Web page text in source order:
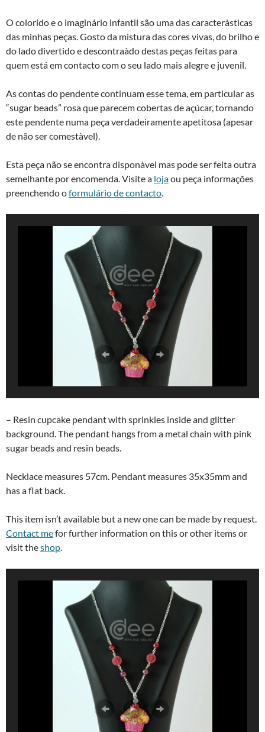
O colorido e o imaginário infantil são uma das caracterà­sticas
das minhas peças. Gosto da mistura das cores vivas, do brilho e
do lado divertido e descontraà­do destas peças feitas para
quem está em contacto com o seu lado mais alegre e juvenil.
As contas do pendente continuam esse tema, em particular as
“sugar beads” rosa que parecem cobertas de açúcar, tornando
este pendente numa peça verdadeiramente apetitosa (apesar
de não ser comestà­vel).
Esta peça não se encontra disponà­vel mas pode ser feita outra
semelhante por encomenda. Visite a lojaou peça informações
preenchendo oformulário de contacto.
– Resin cupcake pendant with sprinkles inside and glitter
background. The pendant hangs from a metal chain with pink
sugar beads and resin beads.
Necklace measures 57cm. Pendant measures 35x35mm and
has a flat back.
This item isn’t available but a new one can be made by request.
Contact mefor further information on this or other items or
visit theshop